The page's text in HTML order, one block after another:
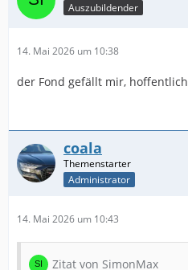
Auszubildender
14. Mai 2026 um 10:38
der Fond gefällt mir,
coala
Administrator
14. Mai 2026 um 10:43
Zitat von SimonMax